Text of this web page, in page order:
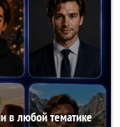
в любой тематике